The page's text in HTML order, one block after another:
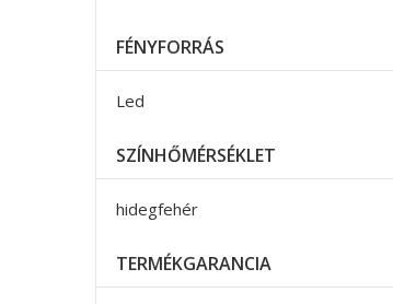
FÉNYFORRÁS
Led
SZÍNHŐMÉRSÉKLET
hidegfehér
TERMÉKGARANCIA